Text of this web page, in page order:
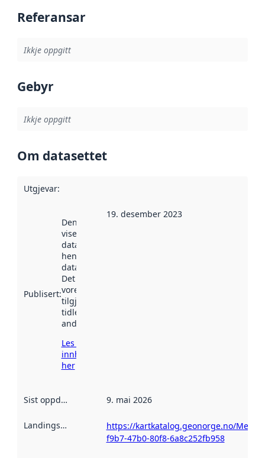
Referansar
Ikkje oppgitt
Gebyr
Ikkje oppgitt
Om datasettet
Utgjevar:
Publisert:
Denne datoen
viser når
datasettet vart
henta inn av
data.norge.no.
Det kan ha
vore
tilgjengeleg
tidlegare
andre stader.
Les meir om
innhenting
her
19. desember 2023
Sist oppdatert 9. mai 2026
Landingsside
https://kartkatalog.geonorge.no/
f9b7-47b0-80f8-6a8c252fb958